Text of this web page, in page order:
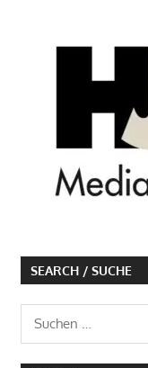
SEARCH / SUCHE
Suchen